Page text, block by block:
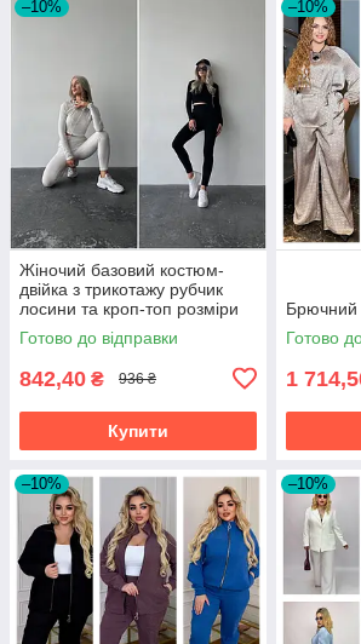
–10%
Жіночий базовий костюм-
двійка з трикотажу рубчик
лосини та кроп-топ розміри
норма
Готово до відправки
842,40 ₴ 936 ₴
Купити
–10%
Брючний
Готово
1
–10% –10%